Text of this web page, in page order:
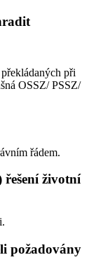
při
OSSZ/ PSSZ/
řádem.
řešení životní
požadovány